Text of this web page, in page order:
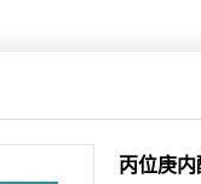
丙位庚内